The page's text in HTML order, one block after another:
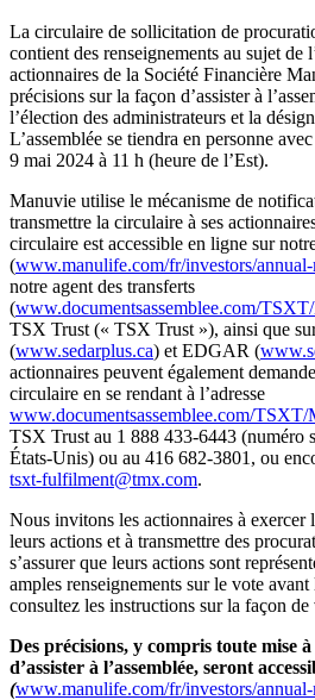
La circulaire de sollicitation de
contient des renseignements au sujet de
actionnaires de la Société Financière
précisions sur la façon d’assister à
l’élection des administrateurs et la
L’assemblée se tiendra en personne
9 mai 2024 à 11 h (heure de l’Est).
Manuvie utilise le mécanisme de
transmettre la circulaire à ses
circulaire est accessible en ligne sur
(www.manulife.com/fr/investors/
notre agent des transferts
(www.documentsassemblee.com/
TSX Trust (« TSX Trust »), ainsi que
(www.sedarplus.ca) et EDGAR (
actionnaires peuvent également
circulaire en se rendant à l’adresse
www.documentsassemblee.com/TSXT/
TSX Trust au 1 888 433-6443 (numéro
États-Unis) ou au 416 682-3801, ou
tsxt-fulfilment@tmx.com.
Nous invitons les actionnaires à exercer
leurs actions et à transmettre des
s’assurer que leurs actions sont
amples renseignements sur le vote avant
consultez les instructions sur la façon
Des précisions, y compris toute mise
d’assister à l’assemblée, seront
(www.manulife.com/fr/investors/